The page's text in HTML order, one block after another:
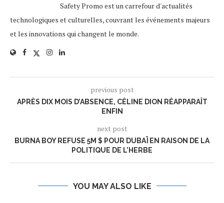
Safety Promo est un carrefour d'actualités
technologiques et culturelles, couvrant les événements majeurs
et les innovations qui changent le monde.
previous post
APRÈS DIX MOIS D’ABSENCE, CÉLINE DION RÉAPPARAÎT
ENFIN
next post
BURNA BOY REFUSE 5M $ POUR DUBAÏ EN RAISON DE LA
POLITIQUE DE L’HERBE
YOU MAY ALSO LIKE